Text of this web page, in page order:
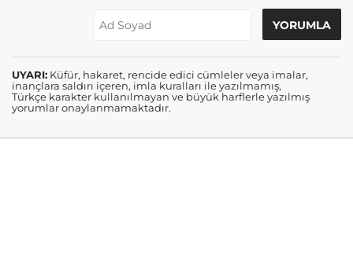
UYARI: Küfür, hakaret, rencide edici cümleler veya imalar,
inançlara saldırı içeren, imla kuralları ile yazılmamış,
Türkçe karakter kullanılmayan ve büyük harflerle yazılmış
yorumlar onaylanmamaktadır.